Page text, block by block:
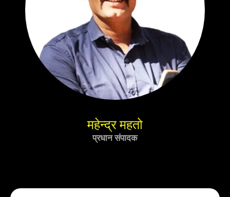
महेन्द्र महतो
प्रधान संपादक